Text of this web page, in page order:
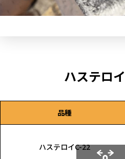
ハステロ
品種
ハステロイC-22